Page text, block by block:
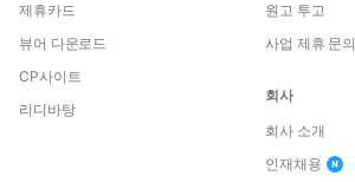
제휴카드
뷰어 다운로드
CP사이트
리디바탕
원고 투고
사업 제휴 문의
회사
회사 소개
인재채용